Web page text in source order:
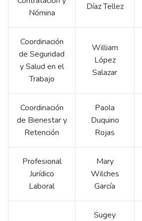
Nómina
Díaz Tellez
Coordinación
de Seguridad
y Salud en el
Trabajo
William
López
Salazar
Coordinación
de Bienestar y
Retención
Paola
Duquino
Rojas
Profesional
Jurídico
Laboral
Mary
Wilches
García
Sugey